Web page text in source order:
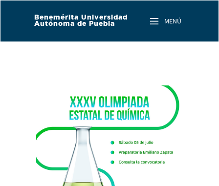
Benemérita Universidad
Autónoma de Puebla
MENÚ